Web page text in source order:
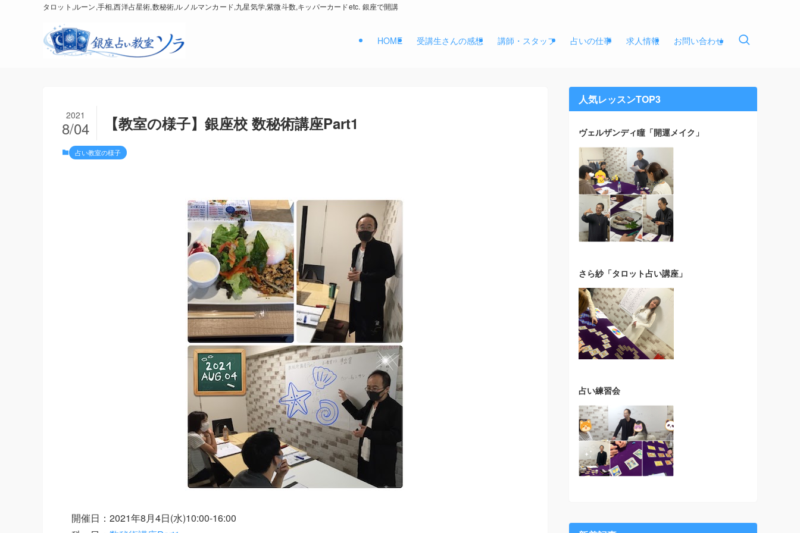
タロット,ルーン,手相,西洋占星術,数秘術,ルノルマンカード,九星気学,紫微斗数,キッパーカードetc. 銀座で開講
HOME 受講生さんの感想 講師・スタッフ 占いの仕事 求人情報 お問い合わせ
【教室の様子】銀座校 数秘術講座Part1
2021
8/04
占い教室の様子
開催日：2021年8月4日(水)10:00-16:00
人気レッスンTOP3
ヴェルザンディ瞳「開運メイク」
さら紗「タロット占い講座」
占い練習会